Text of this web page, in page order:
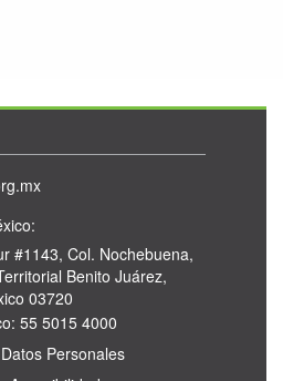
#1143, Col. Nochebuena,
Benito Juárez,
03720
55 5015 4000
Personales